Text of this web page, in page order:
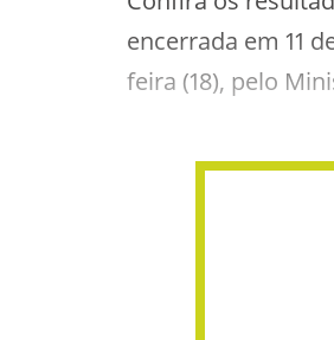
encerrada em 11
feira (18), pelo